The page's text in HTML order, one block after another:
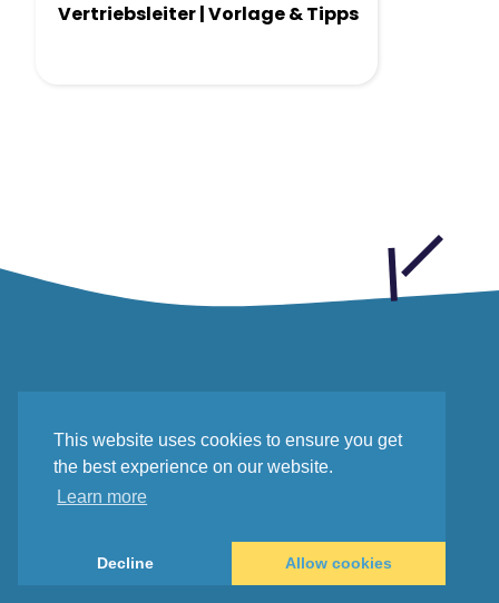
This website uses cookies to ensure you get
the best experience on our website.
Learn more
Decline Allow cookies
Vertriebsleiter | Vorlage & Tipps
Marktplatz, auf dem du dich gemäß
deiner Wunschvorstellungen
abwerben lassen kannst.